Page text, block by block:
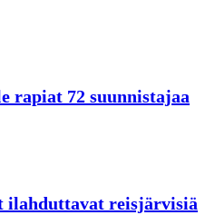
rapiat 72 suunnistajaa
ilahduttavat reisjärvisiä